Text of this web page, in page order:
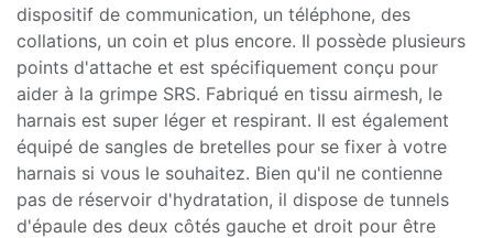
dispositif de communication, un téléphone, des
collations, un coin et plus encore. Il possède plusieurs
points d'attache et est spécifiquement conçu pour
aider à la grimpe SRS. Fabriqué en tissu airmesh, le
harnais est super léger et respirant. Il est également
équipé de sangles de bretelles pour se fixer à votre
harnais si vous le souhaitez. Bien qu'il ne contienne
pas de réservoir d'hydratation, il dispose de tunnels
d'épaule des deux côtés gauche et droit pour être